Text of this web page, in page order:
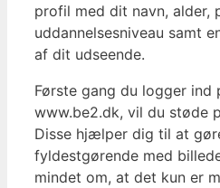
profil med dit navn, alder,
uddannelsesniveau samt
af dit udseende.
Første gang du logger ind
www.be2.dk, vil du støde
Disse hjælper dig til at
fyldestgørende med
mindet om, at det kun er